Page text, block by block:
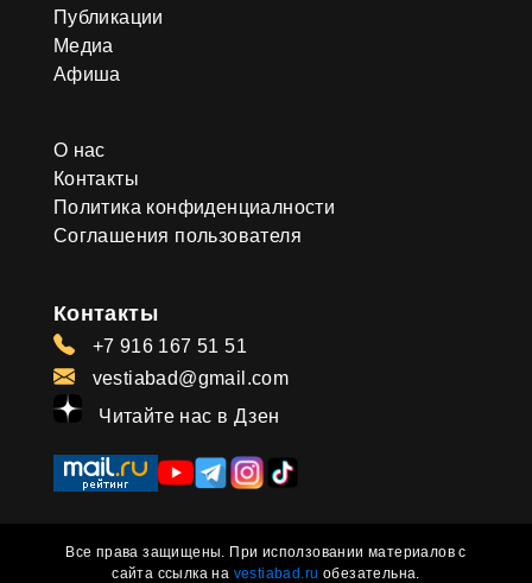
Публикации
Медиа
Афиша
О нас
Контакты
Политика конфиденциалности
Соглашения пользователя
Контакты
+7 916 167 51 51
vestiabad@gmail.com
Читайте нас в Дзен
Все права защищены. При исползовании материалов с
сайта ссылка на vestiabad.ru обезательна.